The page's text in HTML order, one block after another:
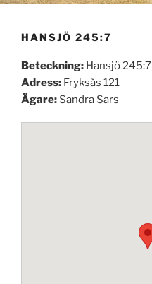
HANSJÖ 245:7
Beteckning: Hansjö 245:7
Adress: Fryksås 121
Ägare: Sandra Sars